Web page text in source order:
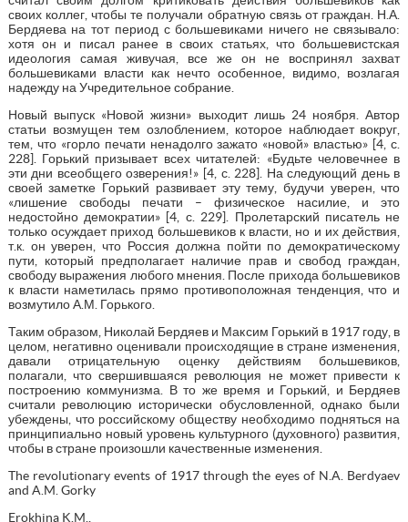
своих коллег, чтобы те получали обратную связь от граждан. Н.А.
Бердяева на тот период с большевиками ничего не связывало:
хотя он и писал ранее в своих статьях, что большевистская
идеология самая живучая, все же он не воспринял захват
большевиками власти как нечто особенное, видимо, возлагая
надежду на Учредительное собрание.
Новый выпуск «Новой жизни» выходит лишь 24 ноября. Автор
статьи возмущен тем озлоблением, которое наблюдает вокруг,
тем, что «горло печати ненадолго зажато «новой» властью» [4, с.
228]. Горький призывает всех читателей: «Будьте человечнее в
эти дни всеобщего озверения!» [4, с. 228]. На следующий день в
своей заметке Горький развивает эту тему, будучи уверен, что
«лишение свободы печати – физическое насилие, и это
недостойно демократии» [4, с. 229]. Пролетарский писатель не
только осуждает приход большевиков к власти, но и их действия,
т.к. он уверен, что Россия должна пойти по демократическому
пути, который предполагает наличие прав и свобод граждан,
свободу выражения любого мнения. После прихода большевиков
к власти наметилась прямо противоположная тенденция, что и
возмутило А.М. Горького.
Таким образом, Николай Бердяев и Максим Горький в 1917 году, в
целом, негативно оценивали происходящие в стране изменения,
давали отрицательную оценку действиям большевиков,
полагали, что свершившаяся революция не может привести к
построению коммунизма. В то же время и Горький, и Бердяев
считали революцию исторически обусловленной, однако были
убеждены, что российскому обществу необходимо подняться на
принципиально новый уровень культурного (духовного) развития,
чтобы в стране произошли качественные изменения.
The revolutionary events of 1917 through the eyes of N.A. Berdyaev
and A.M. Gorky
Erokhina K.M.,